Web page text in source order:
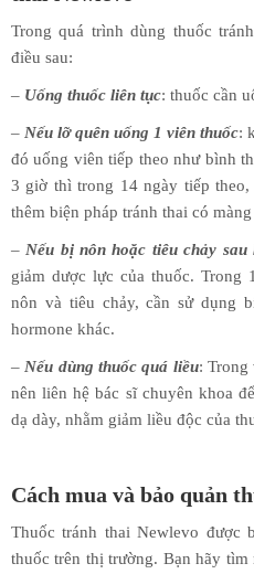
Trong quá trình dùng thuốc
điều sau:
– Uống thuốc liên tục: thuốc cần
– Nếu lỡ quên uống 1 viên thuốc:
đó uống viên tiếp theo như bình
3 giờ thì trong 14 ngày tiếp
thêm biện pháp tránh thai có
– Nếu bị nôn hoặc tiêu chảy sau
giảm dược lực của thuốc. Trong
nôn và tiêu chảy, cần sử dụng
hormone khác.
– Nếu dùng thuốc quá liều: Trong
nên liên hệ bác sĩ chuyên khoa
dạ dày, nhằm giảm liều độc của
Cách mua và bảo quản
Thuốc tránh thai Newlevo được
thuốc trên thị trường. Bạn hãy